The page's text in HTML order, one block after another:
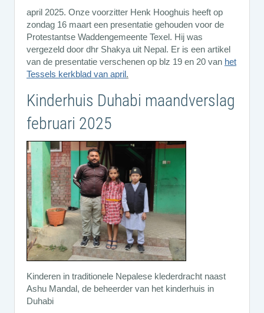
april 2025. Onze voorzitter Henk Hooghuis heeft op
zondag 16 maart een presentatie gehouden voor de
Protestantse Waddengemeente Texel. Hij was
vergezeld door dhr Shakya uit Nepal. Er is een artikel
van de presentatie verschenen op blz 19 en 20 van het
Tessels kerkblad van april.
Kinderhuis Duhabi maandverslag
februari 2025
Kinderen in traditionele Nepalese klederdracht naast
Ashu Mandal, de beheerder van het kinderhuis in
Duhabi